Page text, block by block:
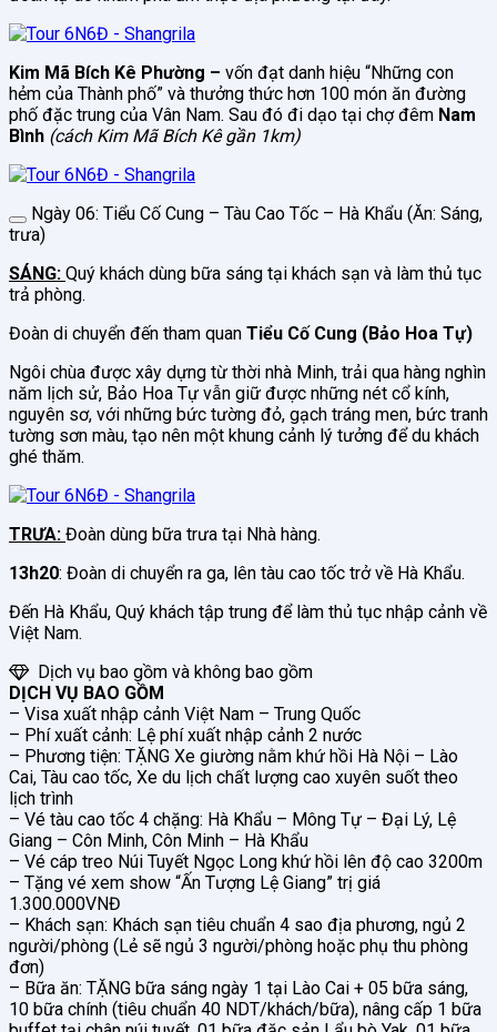
Kim Mã Bích Kê Phường – vốn đạt danh hiệu “Những con
hẻm của Thành phố” và thưởng thức hơn 100 món ăn đường
phố đặc trung của Vân Nam. Sau đó đi dạo tại chợ đêm Nam
Bình (cách Kim Mã Bích Kê gần 1km)
Ngày 06: Tiểu Cố Cung – Tàu Cao Tốc – Hà Khẩu (Ăn: Sáng,
trưa)
SÁNG: Quý khách dùng bữa sáng tại khách sạn và làm thủ tục
trả phòng.
Đoàn di chuyển đến tham quan Tiểu Cố Cung (Bảo Hoa Tự)
Ngôi chùa được xây dựng từ thời nhà Minh, trải qua hàng nghìn
năm lịch sử, Bảo Hoa Tự vẫn giữ được những nét cổ kính,
nguyên sơ, với những bức tường đỏ, gạch tráng men, bức tranh
tường sơn màu, tạo nên một khung cảnh lý tưởng để du khách
ghé thăm.
TRƯA: Đoàn dùng bữa trưa tại Nhà hàng.
13h20: Đoàn di chuyển ra ga, lên tàu cao tốc trở về Hà Khẩu.
Đến Hà Khẩu, Quý khách tập trung để làm thủ tục nhập cảnh về
Việt Nam.
Dịch vụ bao gồm và không bao gồm
DỊCH VỤ BAO GỒM
– Visa xuất nhập cảnh Việt Nam – Trung Quốc
– Phí xuất cảnh: Lệ phí xuất nhập cảnh 2 nước
– Phương tiện: TẶNG Xe giường nằm khứ hồi Hà Nội – Lào
Cai, Tàu cao tốc, Xe du lịch chất lượng cao xuyên suốt theo
lịch trình
– Vé tàu cao tốc 4 chặng: Hà Khẩu – Mông Tự – Đại Lý, Lệ
Giang – Côn Minh, Côn Minh – Hà Khẩu
– Vé cáp treo Núi Tuyết Ngọc Long khứ hồi lên độ cao 3200m
– Tặng vé xem show “Ấn Tượng Lệ Giang” trị giá
1.300.000VNĐ
– Khách sạn: Khách sạn tiêu chuẩn 4 sao địa phương, ngủ 2
người/phòng (Lẻ sẽ ngủ 3 người/phòng hoặc phụ thu phòng
đơn)
– Bữa ăn: TẶNG bữa sáng ngày 1 tại Lào Cai + 05 bữa sáng,
10 bữa chính (tiêu chuẩn 40 NDT/khách/bữa), nâng cấp 1 bữa